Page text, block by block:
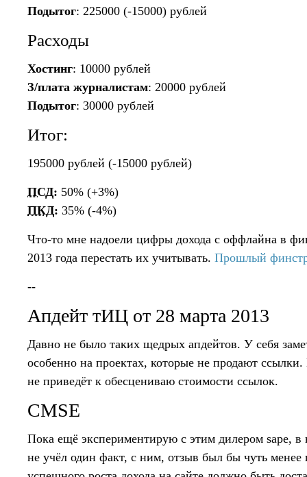
Подытог: 225000 (-15000) рублей
Расходы
Хостинг: 10000 рублей
З/плата журналистам: 20000 рублей
Подытог: 30000 рублей
Итог:
195000 рублей (-15000 рублей)
ПСД: 50% (+3%)
ПКД: 35% (-4%)
Что-то мне надоели цифры дохода с оффлайна в
2013 года перестать их учитывать. Прошлый
--
Апдейт тИЦ от 28 марта 2013
Давно не было таких щедрых апдейтов. У себя
особенно на проектах, которые не продают
не приведёт к обесцениваю стоимости ссылок.
CMSE
Пока ещё экспериментирую с этим дилером sape,
не учёл один факт, с ним, отзыв был бы чуть